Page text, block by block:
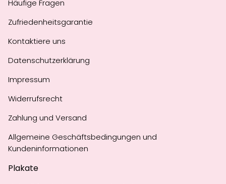
Häufige Fragen
Zufriedenheitsgarantie
Kontaktiere uns
Datenschutzerklärung
Impressum
Widerrufsrecht
Zahlung und Versand
Allgemeine Geschäftsbedingungen und
Kundeninformationen
Plakate